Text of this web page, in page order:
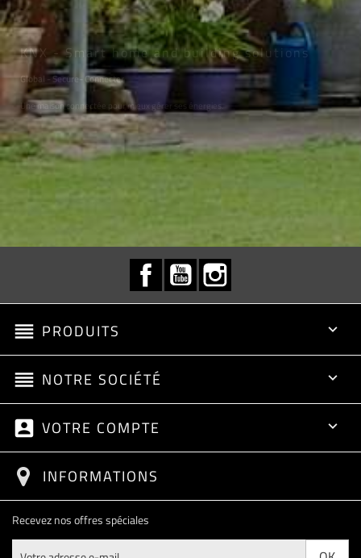
KNX - Smart home and building solutions
Global - Secure- Connecter
Une maison connectée pour mieux gérer ses énergies.
FacebookYouTube
reorder PRODUITS 
reorder NOTRE SOCIÉTÉ 
account_box VOTRE COMPTE 
INFORMATIONS
Recevez nos offres spéciales